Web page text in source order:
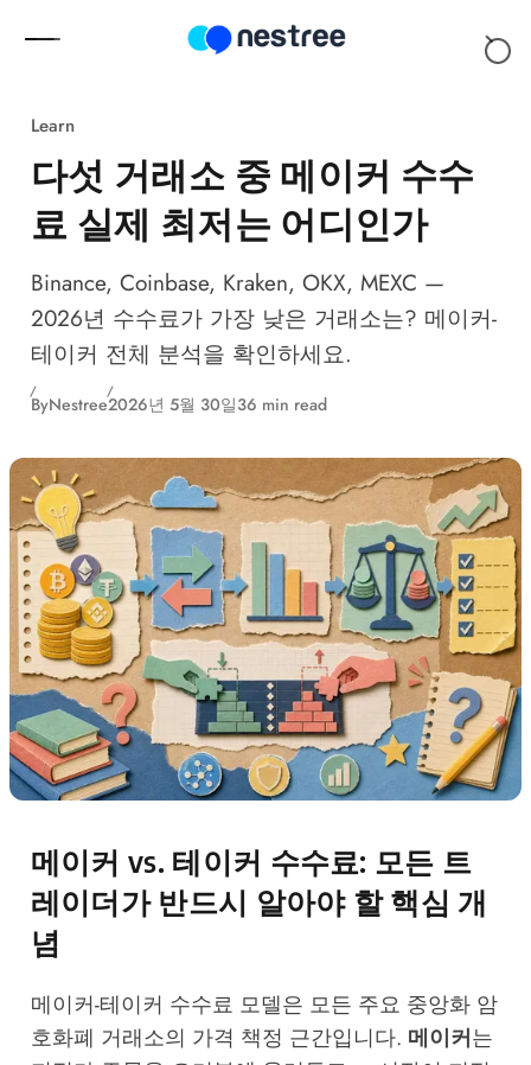
Learn
다섯 거래소 중 메이커 수수
료 실제 최저는 어디인가
Binance, Coinbase, Kraken, OKX, MEXC —
2026년 수수료가 가장 낮은 거래소는? 메이커-
테이커 전체 분석을 확인하세요.
ByNestree2026년 5월 30일36 min read
메이커 vs. 테이커 수수료: 모든 트
레이더가 반드시 알아야 할 핵심 개
념
메이커-테이커 수수료 모델은 모든 주요 중앙화 암
호화폐 거래소의 가격 책정 근간입니다. 메이커는